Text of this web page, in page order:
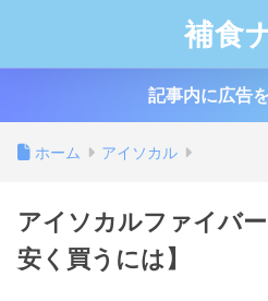
補食
記事内に広告
ホーム アイソカル
アイソカルファイバー
安く買うには】